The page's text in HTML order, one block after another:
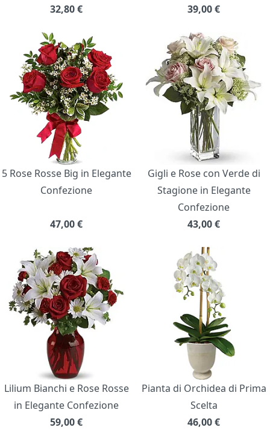
32,80€
39,00€
5 Rose Rosse Big in Elegante
Confezione
47,00€
Gigli e Rose con Verde di
Stagione in Elegante
Confezione
43,00€
Lilium Bianchi e Rose Rosse
in Elegante Confezione
59,00€
Pianta di Orchidea di Prima
Scelta
46,00€